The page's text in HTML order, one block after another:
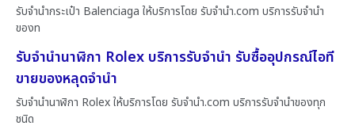
รับจำนำกระเป๋า Balenciaga ให้บริการโดย รับจํานํา.com บริการรับจำนำ
ของท
รับจำนำนาฬิกา Rolex บริการรับจำนำ รับซื้ออุปกรณ์ไอที
ขายของหลุดจำนำ
รับจำนำนาฬิกา Rolex ให้บริการโดย รับจํานํา.com บริการรับจำนำของทุก
ชนิด